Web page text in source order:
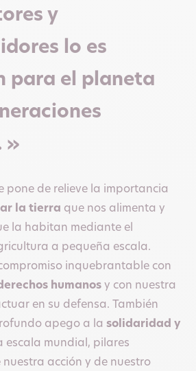
y
lo es
para el planeta
»
pone de relieve la importancia
la tierra que nos alimenta y
la habitan mediante el
a pequeña escala.
inquebrantable con
humanos y con nuestra
en su defensa. También
apego a la solidaridad y
escala mundial, pilares
acción y de nuestro